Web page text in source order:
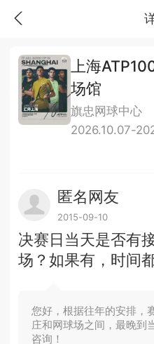
上海
场馆
旗忠网球中心
2026.10.07-
匿名网友
2015-09-10
决赛日当天是否有
场？如果有，时间
您好，根据往年的安排，
庄和网球场之间，最晚到
咨询！